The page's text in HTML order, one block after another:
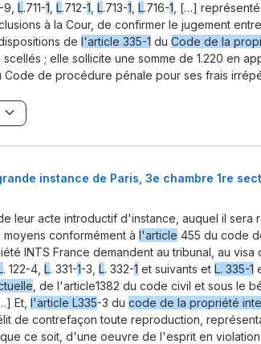
9, L.711-1 L.712-1 L.713-1 L.716-1 , […]
à la Cour, de confirmer le jugement
de l'article 335-1 du Code de la
; elle sollicite une somme de 1.220 en
Code de procédure pénale pour ses frais
instance de Paris, 3e chambre 1re
leur acte introductif d'instance, auquel il sera
conformément à l'article 455 du code
INTS France demandent au tribunal, au visa
. 122-4, L. 331-1-3, L. 332-1 et suivants et L. 335-1
, de l'article1382 du code civil et sous le
Et, l'article L335-3 du code de la propriété
de contrefaçon toute reproduction,
ce soit, d'une oeuvre de l'esprit en